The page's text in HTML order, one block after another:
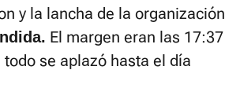
y la lancha de la organización
El margen eran las 17:37
se aplazó hasta el día